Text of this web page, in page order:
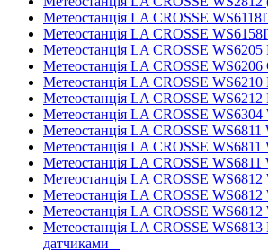
Метеостанція LA CROSSE
Метеостанція LA CROSSE
Метеостанція LA CROSSE
Метеостанція LA CROSSE
Метеостанція LA CROSSE
Метеостанція LA CROSSE
Метеостанція LA CROSSE
Метеостанція LA CROSSE WS6811
Метеостанція LA CROSSE
Метеостанція LA CROSSE
Метеостанція LA CROSSE
Метеостанція LA CROSSE
Метеостанція LA CROSSE
Метеостанція LA CROSSE WS6813
датчиками